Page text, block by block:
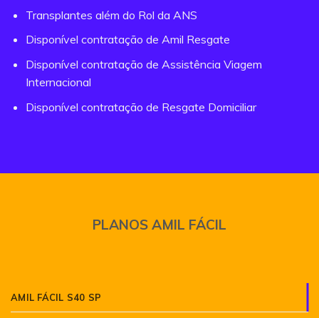
Transplantes além do Rol da ANS
Disponível contratação de Amil Resgate
Disponível contratação de Assistência Viagem
Internacional
Disponível contratação de Resgate Domiciliar
PLANOS AMIL FÁCIL
AMIL FÁCIL S40 SP